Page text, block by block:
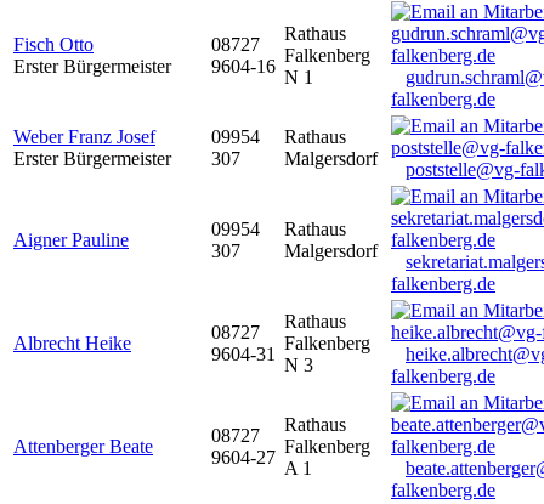
Fisch Otto
Erster Bürgermeister
08727
9604-16
Rathaus
Falkenberg
N 1
falkenberg.de
Weber Franz Josef
Erster Bürgermeister
09954
307
Rathaus
Malgersdorf
poststelle@vg-
Aigner Pauline
09954
307
Rathaus
Malgersdorf
falkenberg.de
Albrecht Heike
08727
9604-31
Rathaus
Falkenberg
N 3
falkenberg.de
Attenberger Beate
08727
9604-27
Rathaus
Falkenberg
A 1
falkenberg.de